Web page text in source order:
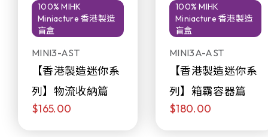
100% MIHK
Miniacture 香港製造
盲盒
MINI3-AST
【香港製造迷你系
列】物流收納篇
$165.00
100% MIHK
Miniacture 香港製造
盲盒
MINI3A-AST
【香港製造迷你系
列】箱霸容器篇
$180.00